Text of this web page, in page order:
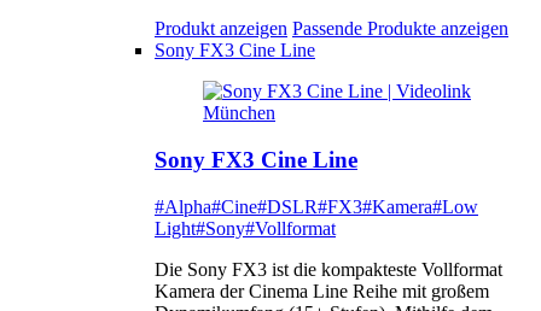
Produkt anzeigen Passende Produkte anzeigen
Sony FX3 Cine Line
Sony FX3 Cine Line
#Alpha#Cine#DSLR#FX3#Kamera#Low
Light#Sony#Vollformat
Die Sony FX3 ist die kompakteste Vollformat
Kamera der Cinema Line Reihe mit großem